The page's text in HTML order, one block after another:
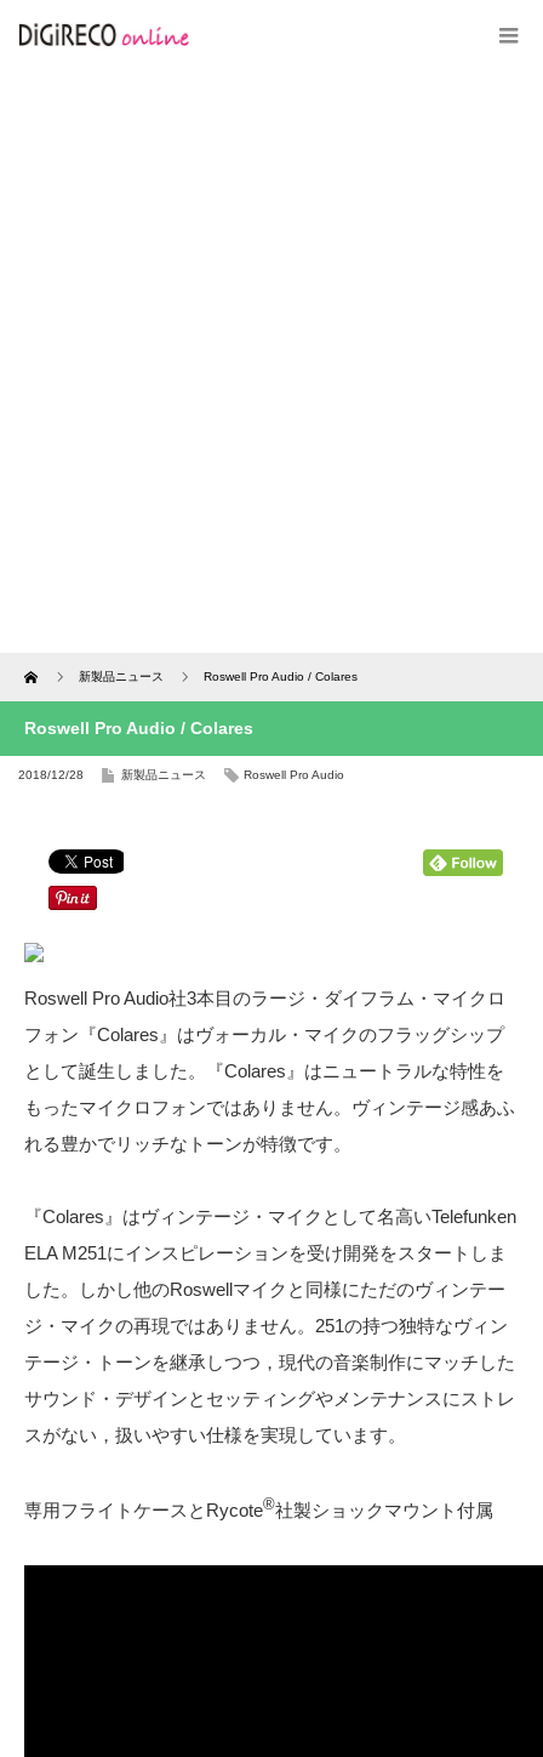
Home 新製品ニュース Roswell Pro Audio / Colares
Roswell Pro Audio / Colares
2018/12/28 新製品ニュース Roswell Pro Audio
Roswell Pro Audio社3本目のラージ・ダイフラム・マイクロ
フォン『Colares』はヴォーカル・マイクのフラッグシップ
として誕生しました。『Colares』はニュートラルな特性を
もったマイクロフォンではありません。ヴィンテージ感あふ
れる豊かでリッチなトーンが特徴です。
『Colares』はヴィンテージ・マイクとして名高いTelefunken
ELA M251にインスピレーションを受け開発をスタートしま
した。しかし他のRoswellマイクと同様にただのヴィンテー
ジ・マイクの再現ではありません。251の持つ独特なヴィン
テージ・トーンを継承しつつ，現代の音楽制作にマッチした
サウンド・デザインとセッティングやメンテナンスにストレ
スがない，扱いやすい仕様を実現しています。
専用フライトケースとRycote®社製ショックマウント付属